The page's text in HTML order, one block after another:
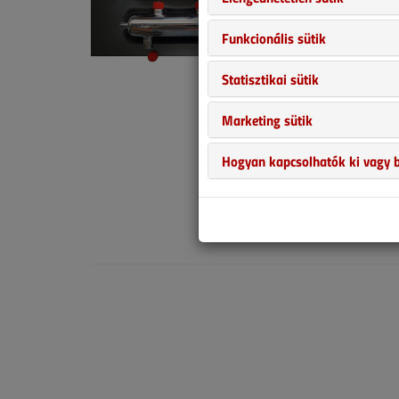
5
Az előző
primer és
két funkciót
Funkcionális sütik
Statisztikai sütik
Marketing sütik
Hogyan kapcsolhatók ki vagy